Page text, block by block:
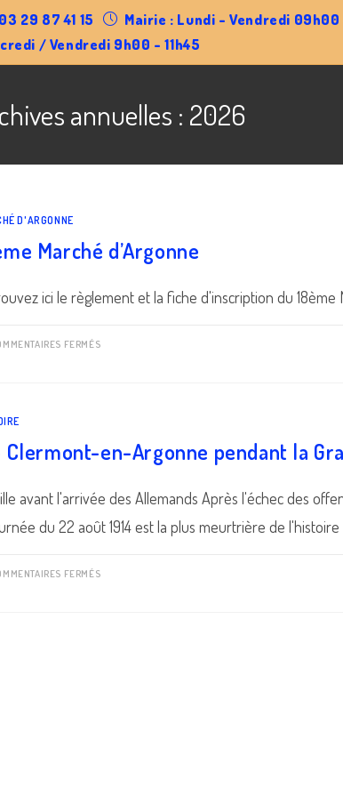
03 29 87 41 15 Mairie : Lundi - Vendredi
/ Vendredi 9h00 - 11h45
annuelles : 2026
D'ARGONNE
Marché d’Argonne
ici le règlement et la fiche d'inscription du 18ème
FERMÉSSUR
Clermont-en-Argonne pendant la
avant l'arrivée des Allemands Après l'échec des
du 22 août 1914 est la plus meurtrière de
FERMÉSSUR